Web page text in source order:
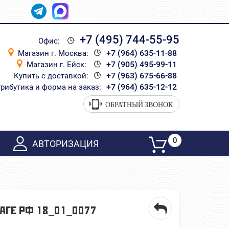
Офис: +7 (495) 744-55-95
Магазин г. Москва: +7 (964) 635-11-88
Магазин г. Ейск: +7 (905) 495-99-11
Купить с доставкой: +7 (963) 675-66-88
и форма на заказ: +7 (964) 635-12-12
ОБРАТНЫЙ ЗВОНОК
АВТОРИЗАЦИЯ 0
РФ 18_01_0077